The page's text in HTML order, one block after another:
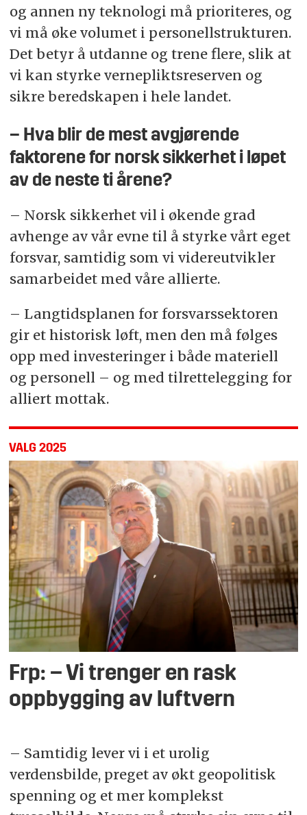
og annen ny teknologi må prioriteres, og
vi må øke volumet i personellstrukturen.
Det betyr å utdanne og trene flere, slik at
vi kan styrke vernepliktsreserven og
sikre beredskapen i hele landet.
– Hva blir de mest avgjørende
faktorene for norsk sikkerhet i løpet
av de neste ti årene?
– Norsk sikkerhet vil i økende grad
avhenge av vår evne til å styrke vårt eget
forsvar, samtidig som vi videreutvikler
samarbeidet med våre allierte.
– Langtidsplanen for forsvarssektoren
gir et historisk løft, men den må følges
opp med investeringer i både materiell
og personell – og med tilrettelegging for
alliert mottak.
VALG 2025
Frp: – Vi trenger en rask
oppbygging av luftvern
– Samtidig lever vi i et urolig
verdensbilde, preget av økt geopolitisk
spenning og et mer komplekst